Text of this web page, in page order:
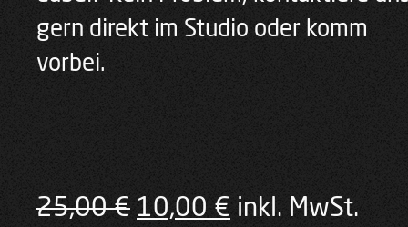
gern direkt im Studio oder komm
vorbei.
25,00€ Ursprünglicher
10,00 € Aktueller
inkl. MwSt.